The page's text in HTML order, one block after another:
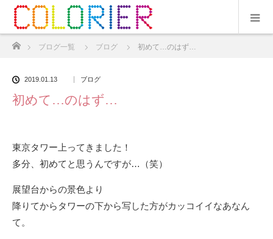
ブログ一覧 ブログ 初めて…のはず…
2019.01.13 ブログ
初めて…のはず…
東京タワー上ってきました！
多分、初めてと思うんですが…（笑）
展望台からの景色より
降りてからタワーの下から写した方がカッコイイなあなん
て。